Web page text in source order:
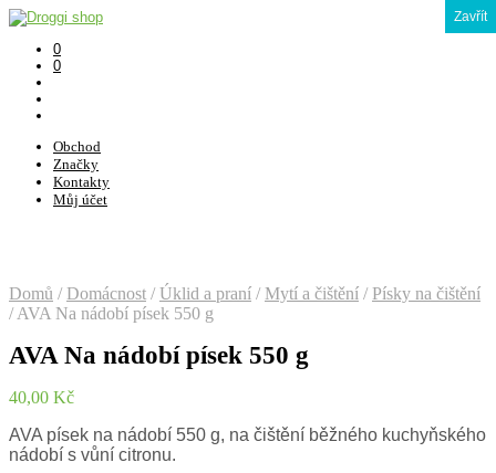
0
0
Obchod
Značky
Kontakty
Můj účet
Domů / Domácnost / Úklid a praní / Mytí a čištění / Písky na čištění
/AVA Na nádobí písek 550 g
AVA Na nádobí písek 550 g
40,00 Kč
AVA písek na nádobí 550 g, na čištění běžného kuchyňského
nádobí s vůní citronu.
Zavřít